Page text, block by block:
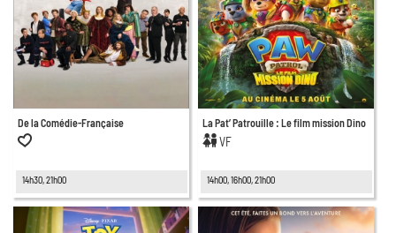
De la Comédie-Française
14h30, 21h00
La Pat’ Patrouille : Le film mission Dino
VF
14h00, 16h00, 21h00